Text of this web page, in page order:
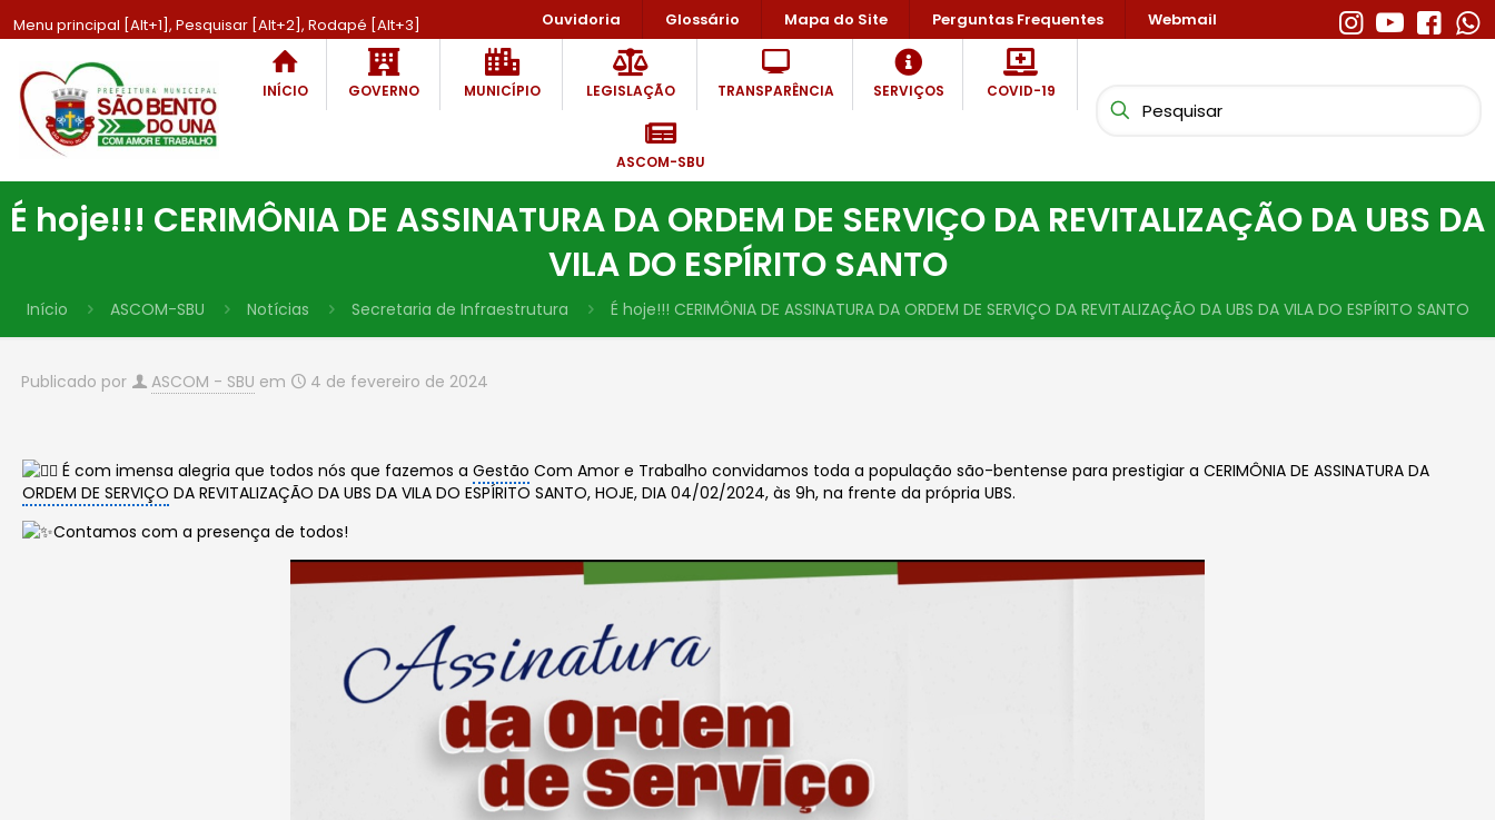
Menu principal [Alt+1], Pesquisar [Alt+2], Rodapé [Alt+3] Ouvidoria Glossário Mapa do Site Perguntas Frequentes Webmail
INÍCIO GOVERNO MUNICÍPIO LEGISLAÇÃO TRANSPARÊNCIA SERVIÇOS COVID-19
ASCOM-SBU
É hoje!!! CERIMÔNIA DE ASSINATURA DA ORDEM DE SERVIÇO DA REVITALIZAÇÃO DA UBS DA
VILA DO ESPÍRITO SANTO
Início ASCOM-SBU Notícias Secretaria de Infraestrutura É hoje!!! CERIMÔNIA DE ASSINATURA DA ORDEM DE SERVIÇO DA REVITALIZAÇÃO DA UBS DA VILA DO ESPÍRITO SANTO
Publicado por ASCOM - SBU em 4 de fevereiro de 2024
É com imensa alegria que todos nós que fazemos aGestão Com Amor e Trabalho convidamos toda a população são-bentense para prestigiar a CERIMÔNIA DE ASSINATURA DA
ORDEM DE SERVIÇO DA REVITALIZAÇÃO DA UBS DA VILA DO ESPÍRITO SANTO, HOJE, DIA 04/02/2024, às 9h, na frente da própria UBS.
Contamos com a presença de todos!